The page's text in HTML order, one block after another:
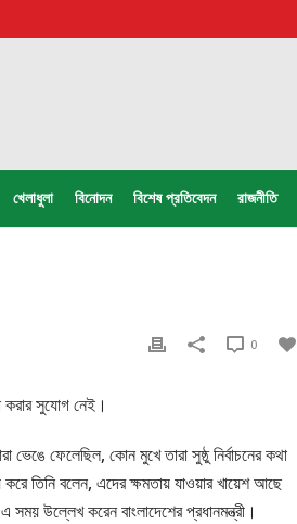
খেলাধুলা বিনোদন বিশেষ প্রতিবেদন রাজনীতি
0
করার সুযোগ নেই।
ভেঙে ফেলেছিল, কোন মুখে তারা সুষ্ঠু নির্বাচনের কথা
তিনি বলেন, এদের ক্ষমতায় যাওয়ার খায়েশ আছে
সময় উল্লেখ করেন বাংলাদেশের প্রধানমন্ত্রী।